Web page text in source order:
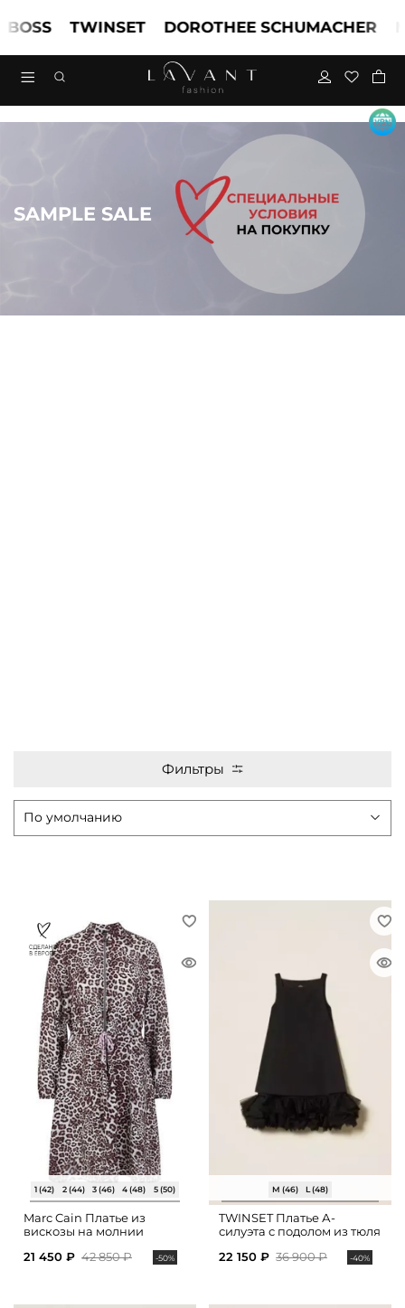
TWINSET DOROTHEE SCHUMACHER
SAMPLE SALE
Фильтры
1 (42) 2 (44) 3 (46) 4 (48) 5 (50)
Marc Cain Платье из
вискозы на молнии
21 450 ₽ 42 850 ₽ -50%
M (46) L (48)
TWINSET Платье А-
силуэта с подолом из тюля
22 150 ₽ 36 900 ₽ -40%